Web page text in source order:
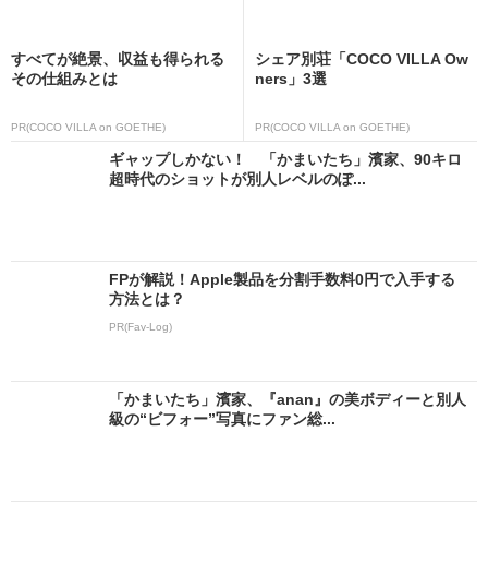
すべてが絶景、収益も得られる
その仕組みとは
PR(COCO VILLA on GOETHE)
シェア別荘「COCO VILLA Ow
ners」3選
PR(COCO VILLA on GOETHE)
ギャップしかない！ 「かまいたち」濱家、90キロ
超時代のショットが別人レベルのぽ...
FPが解説！Apple製品を分割手数料0円で入手する
方法とは？
PR(Fav-Log)
「かまいたち」濱家、『anan』の美ボディーと別人
級の“ビフォー”写真にファン総...